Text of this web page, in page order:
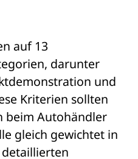
auf 13
darunter
und
Kriterien sollten
beim Autohändler
gleich gewichtet in